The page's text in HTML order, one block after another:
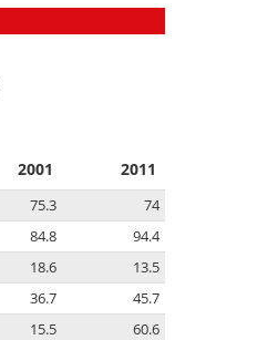
2001 2011
75.3
74
84.8
94.4
18.6
13.5
36.7
45.7
15.5
60.6